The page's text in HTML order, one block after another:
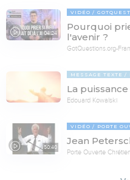
04:24
VIDÉO
Pourquoi
l'avenir ?
GotQuestions.org-
MESSAGE TEXTE
La
Edouard Kowalski
50:40
VIDÉO PORTE
Jean
Porte Ouverte